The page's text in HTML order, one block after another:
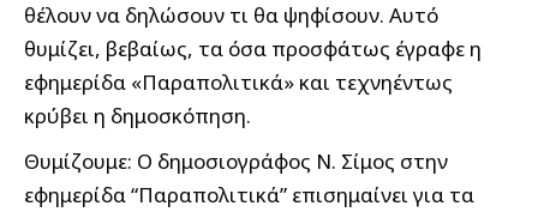
θέλουν να δηλώσουν τι θα ψηφίσουν. Αυτό
θυμίζει, βεβαίως, τα όσα προσφάτως έγραφε η
εφημερίδα «Παραπολιτικά» και τεχνηέντως
κρύβει η δημοσκόπηση.
Θυμίζουμε: Ο δημοσιογράφος Ν. Σίμος στην
εφημερίδα “Παραπολιτικά” επισημαίνει για τα